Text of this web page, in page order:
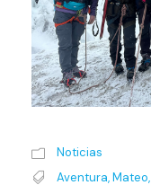
Noticias
Aventura,Mateo,